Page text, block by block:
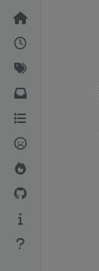
Weiter zum Inhalt